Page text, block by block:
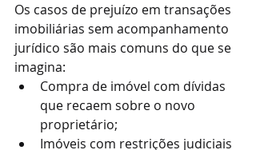
Os casos de prejuízo em transações
imobiliárias sem acompanhamento
jurídico são mais comuns do que se
imagina:
Compra de imóvel com dívidas
que recaem sobre o novo
proprietário;
Imóveis com restrições judiciais